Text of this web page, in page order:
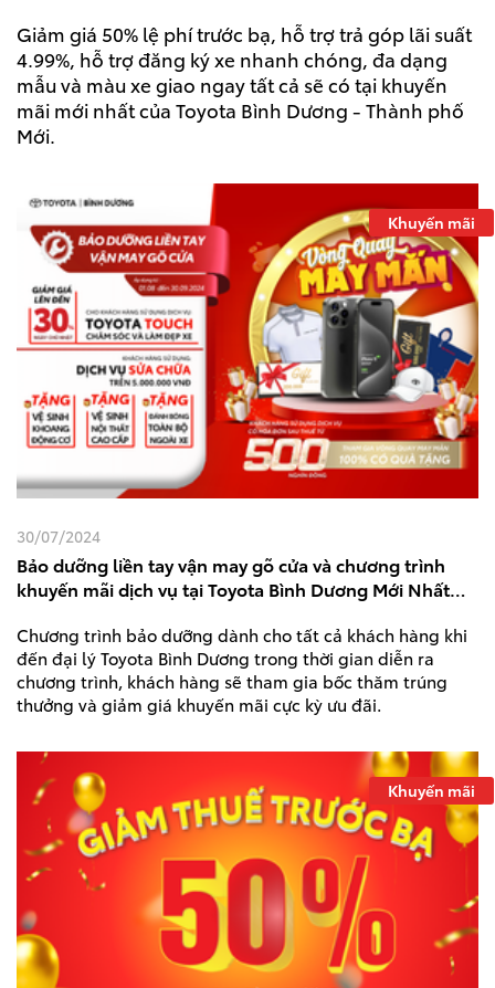
Giảm giá 50% lệ phí trước bạ, hỗ trợ trả góp lãi suất
4.99%, hỗ trợ đăng ký xe nhanh chóng, đa dạng
mẫu và màu xe giao ngay tất cả sẽ có tại khuyến
mãi mới nhất của Toyota Bình Dương - Thành phố
Mới.
Khuyến mãi
30/07/2024
Bảo dưỡng liền tay vận may gõ cửa và chương trình
khuyến mãi dịch vụ tại Toyota Bình Dương Mới Nhất
Chương trình bảo dưỡng dành cho tất cả khách hàng khi
đến đại lý Toyota Bình Dương trong thời gian diễn ra
chương trình, khách hàng sẽ tham gia bốc thăm trúng
thưởng và giảm giá khuyến mãi cực kỳ ưu đãi.
Khuyến mãi